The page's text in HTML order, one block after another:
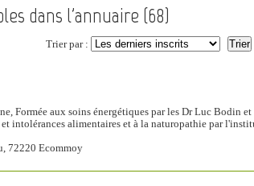
dans l'annuaire (68)
Trier par :
Formée aux soins énergétiques par les Dr Luc Bodin
intolérances alimentaires et à la naturopathie par
72220 Ecommoy